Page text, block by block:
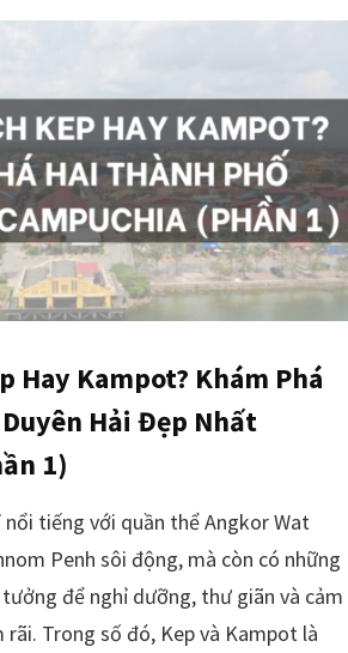
Hay Kampot? Khám Phá
Hải Đẹp Nhất
1)
nổi tiếng với quần thể Angkor Wat
Penh sôi động, mà còn có những
để nghỉ dưỡng, thư giãn và cảm
rãi. Trong số đó, Kep và Kampot là